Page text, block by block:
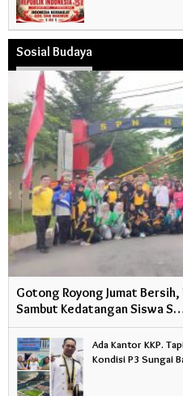
Sosial Budaya
Gotong Royong Jumat
Sambut Kedatangan Siswa
Ada Kantor KKP.
Kondisi P3 Sungai